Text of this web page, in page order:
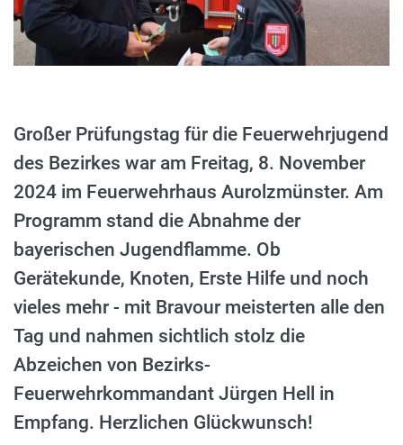
Großer Prüfungstag für die Feuerwehrjugend
des Bezirkes war am Freitag, 8. November
2024 im Feuerwehrhaus Aurolzmünster. Am
Programm stand die Abnahme der
bayerischen Jugendflamme. Ob
Gerätekunde, Knoten, Erste Hilfe und noch
vieles mehr - mit Bravour meisterten alle den
Tag und nahmen sichtlich stolz die
Abzeichen von Bezirks-
Feuerwehrkommandant Jürgen Hell in
Empfang. Herzlichen Glückwunsch!